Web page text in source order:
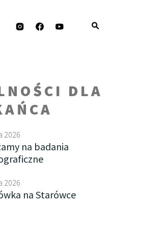
YOUTUBE
FACEBOOK
INSTAGRAM
DLA
2026
na badania
2026
na Starówce